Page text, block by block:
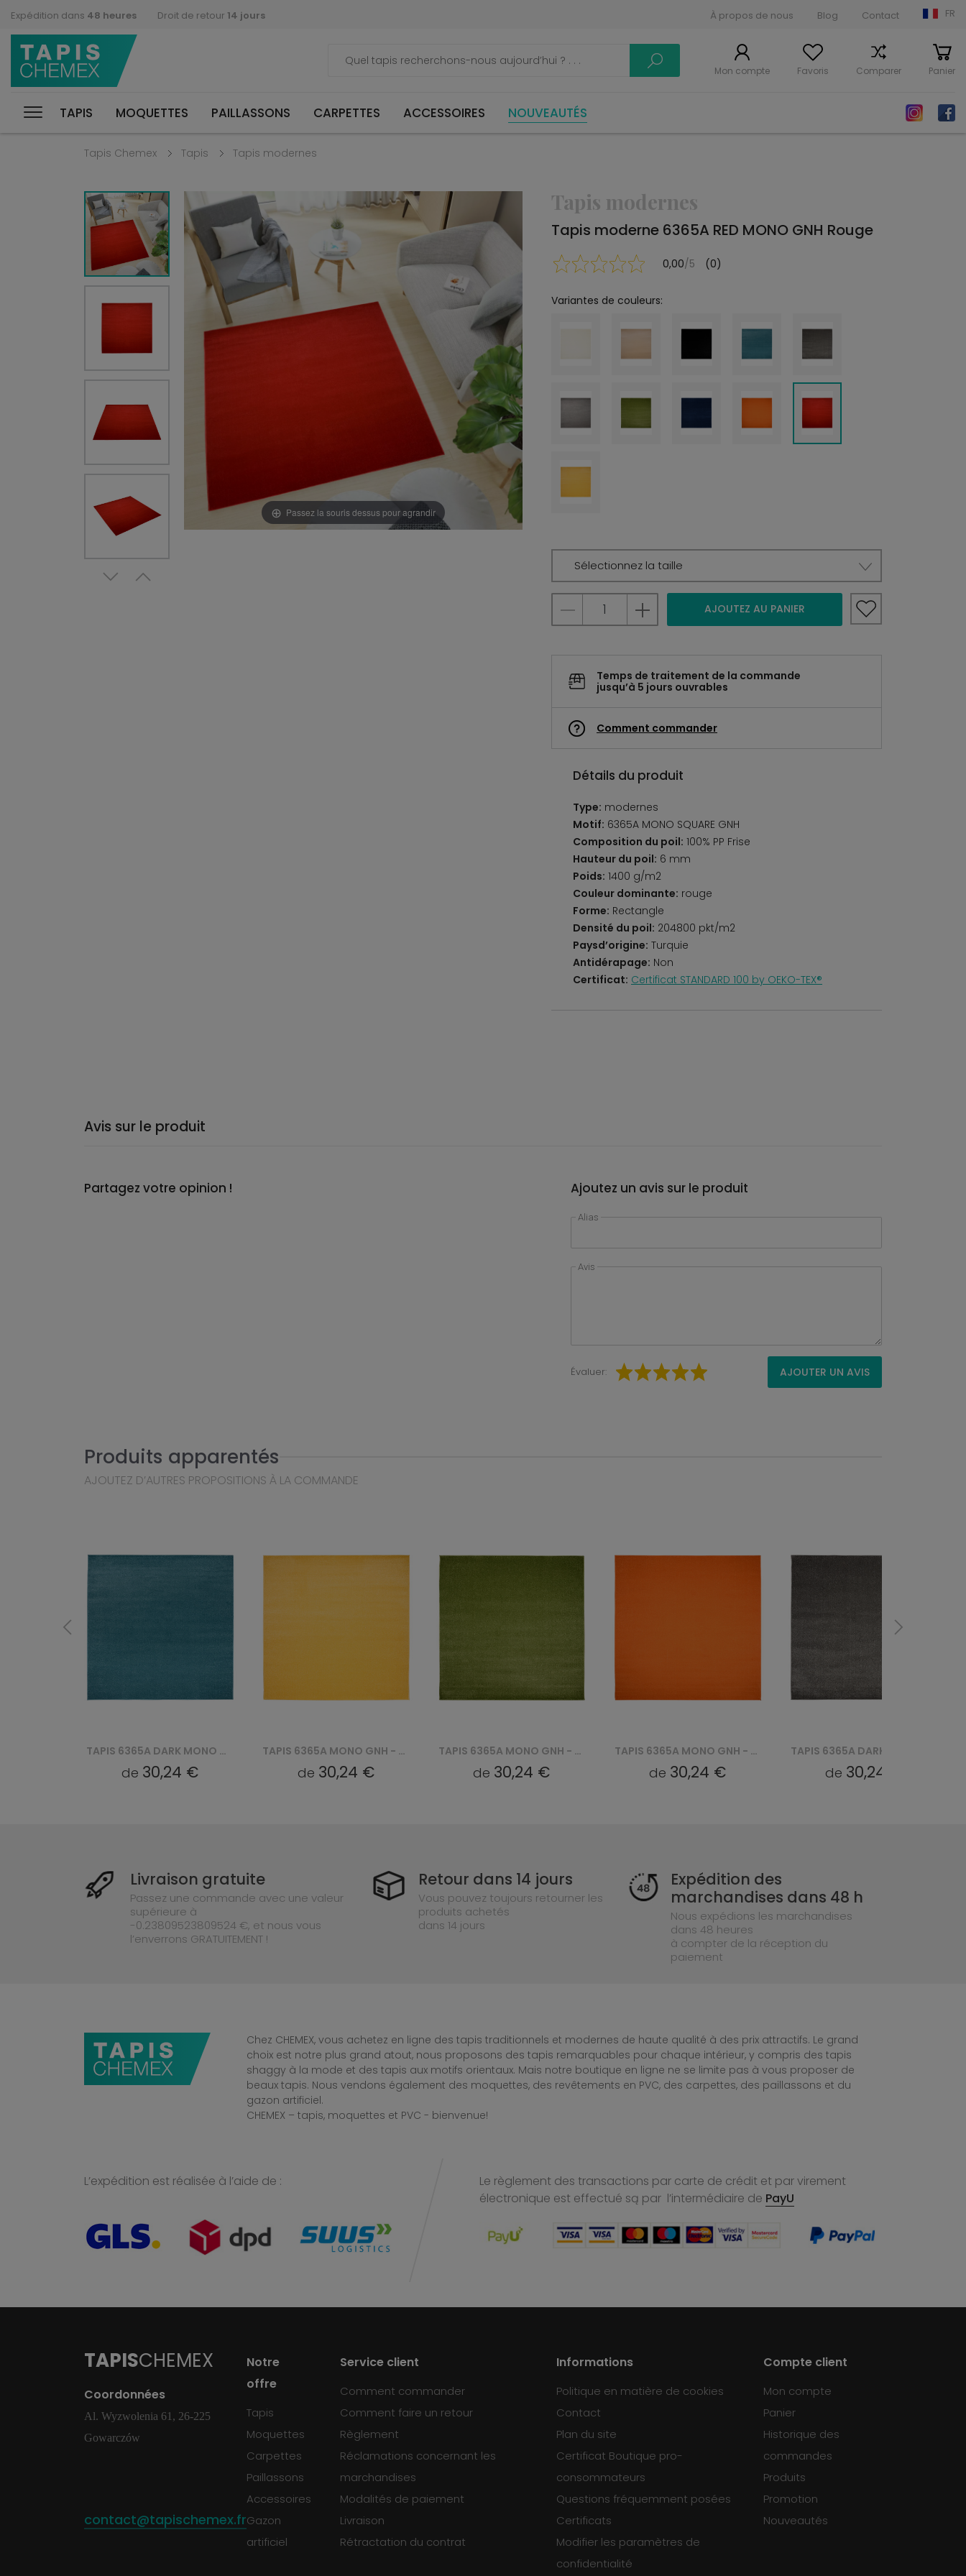
Expédition dans 48 heures Droit de retour 14 jours À propos de nous Blog Contact FR
Mon compte Favoris Comparer Panier
TAPIS MOQUETTES PAILLASSONS CARPETTES ACCESSOIRES NOUVEAUTÉS
Tapis Chemex Tapis Tapis modernes
Passez la souris dessus pour agrandir
Tapis modernes
Tapis moderne 6365A RED MONO GNH Rouge
0,00/5 (0)
Variantes de couleurs:
Sélectionnez la taille
AJOUTEZ AU PANIER
Temps de traitement de la commande
jusqu’à 5 jours ouvrables
Comment commander
Détails du produit
Type: modernes
Motif: 6365A MONO SQUARE GNH
Composition du poil: 100% PP Frise
Hauteur du poil: 6 mm
Poids: 1400 g/m2
Couleur dominante: rouge
Forme: Rectangle
Densité du poil: 204800 pkt/m2
Paysd’origine: Turquie
Antidérapage: Non
Certificat: Certificat STANDARD 100 by OEKO-TEX®
Avis sur le produit
Partagez votre opinion ! Ajoutez un avis sur le produit
Alias
Avis
Évaluer: AJOUTER UN AVIS
Produits apparentés
AJOUTEZ D’AUTRES PROPOSITIONS À LA COMMANDE
TAPIS 6365A MONO GNH - ŻÓŁTY
de 30,24 €
TAPIS 6365A MONO GNH - ZIELONY
de 30,24 €
TAPIS 6365A MONO GNH - POMARAŃCZOWY
de 30,24 €
TAPIS 6365A DARK MONO GNJ - SZARY
de 30,24 € de 30,24 €
Livraison gratuite
Passez une commande avec une valeur
supérieure à
-0.23809523809524 €, et nous vous
l’enverrons GRATUITEMENT !
Retour dans 14 jours
Vous pouvez toujours retourner les
produits achetés
dans 14 jours
Expédition des
marchandises dans 48 h
Nous expédions les marchandises
dans 48 heures
à compter de la réception du
paiement
Chez CHEMEX, vous achetez en ligne des tapis traditionnels et modernes de haute qualité à des prix attractifs. Le grand
choix est notre plus grand atout, nous proposons des tapis remarquables pour chaque intérieur, y compris des tapis
shaggy à la mode et des tapis aux motifs orientaux. Mais notre boutique en ligne ne se limite pas à vous proposer de
beaux tapis. Nous vendons également des moquettes, des revêtements en PVC, des carpettes, des paillassons et du
gazon artificiel.
CHEMEX – tapis, moquettes et PVC - bienvenue!
L’expédition est réalisée à l’aide de :
Le règlement des transactions par carte de crédit et par virement
électronique est effectué są par l’intermédiaire de PayU
TAPISCHEMEX
Coordonnées
Al. Wyzwolenia 61, 26-225
Gowarczów
contact@tapischemex.fr
Notre
offre
Tapis
Moquettes
Carpettes
Paillassons
Accessoires
Gazon
artificiel
Service client
Comment commander
Comment faire un retour
Règlement
Réclamations concernant les
marchandises
Modalités de paiement
Livraison
Rétractation du contrat
Informations
Politique en matière de cookies
Contact
Plan du site
Certificat Boutique pro-
consommateurs
Questions fréquemment posées
Certificats
Modifier les paramètres de
confidentialité
Compte client
Mon compte
Panier
Historique des
commandes
Produits
Promotion
Nouveautés